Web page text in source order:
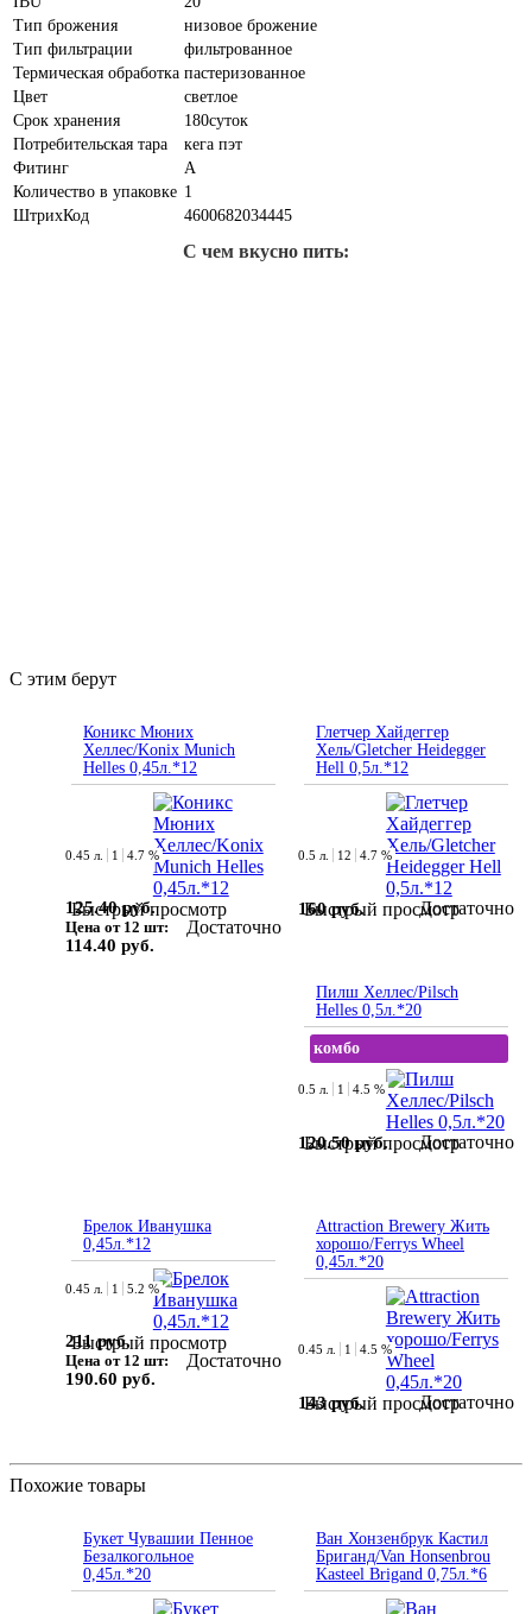
Тип брожения
низовое брожение
Тип фильтрации
фильтрованное
Термическая обработка пастеризованное
Цвет
светлое
Срок хранения
180суток
Потребительская тара
кега пэт
Фитинг
А
Количество в упаковке 1
ШтрихКод
4600682034445
С чем вкусно пить:
С этим берут
Коникс Мюних
Хеллес/Konix Munich
Helles 0,45л.*12
Быстрый просмотр
0.45 л. 1 4.7 %
125.40 руб.
Цена от 12 шт:
114.40 руб.
Достаточно
Глетчер Хайдеггер
Хель/Gletcher Heidegger
Hell 0,5л.*12
Быстрый просмотр
0.5 л. 12 4.7 %
160 руб. Достаточно
Пилш Хеллес/Pilsch
Helles 0,5л.*20
комбо
Быстрый просмотр
0.5 л. 1 4.5 %
120.50 руб. Достаточно
Брелок Иванушка
0,45л.*12
Быстрый просмотр
0.45 л. 1 5.2 %
211 руб.
Цена от 12 шт:
190.60 руб.
Достаточно
Attraction Brewery Жить
хорошо/Ferrys Wheel
0,45л.*20
Быстрый просмотр
0.45 л. 1 4.5 %
143 руб. Достаточно
Похожие товары
Букет Чувашии Пенное
Безалкогольное
0,45л.*20
Ван Хонзенбрук Кастил
Бриганд/Van Honsenbrou
Kasteel Brigand 0,75л.*6